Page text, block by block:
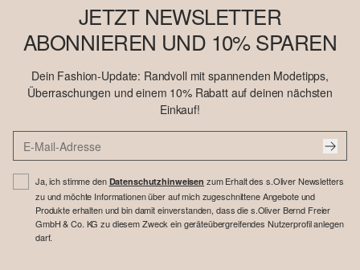
JETZT NEWSLETTER
ABONNIEREN UND 10% SPAREN
Dein Fashion-Update: Randvoll mit spannenden Modetipps,
Überraschungen und einem 10% Rabatt auf deinen nächsten
Einkauf!
Ja, ich stimme den Datenschutzhinweisen zum Erhalt des s.Oliver Newsletters
zu und möchte Informationen über auf mich zugeschnittene Angebote und
Produkte erhalten und bin damit einverstanden, dass die s.Oliver Bernd Freier
GmbH & Co. KG zu diesem Zweck ein geräteübergreifendes Nutzerprofil anlegen
darf.